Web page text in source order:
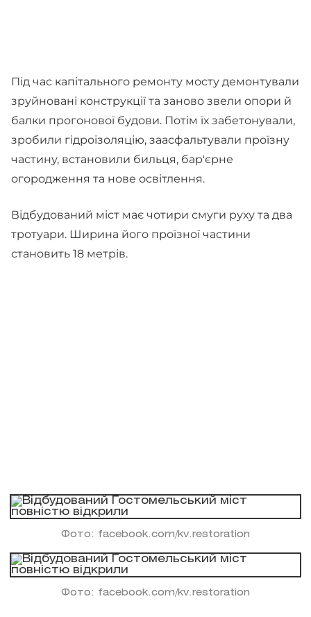
Під час капітального ремонту мосту демонтували
зруйновані конструкції та заново звели опори й
балки прогонової будови. Потім їх забетонували,
зробили гідроізоляцію, заасфальтували проїзну
частину, встановили бильця, бар'єрне
огородження та нове освітлення.
Відбудований міст має чотири смуги руху та два
тротуари. Ширина його проїзної частини
становить 18 метрів.
Фото: facebook.com/kv.restoration
Фото: facebook.com/kv.restoration